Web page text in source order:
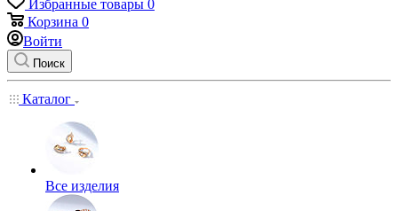
Избранные товары 0
Корзина 0
Войти
Поиск
Каталог
Все изделия